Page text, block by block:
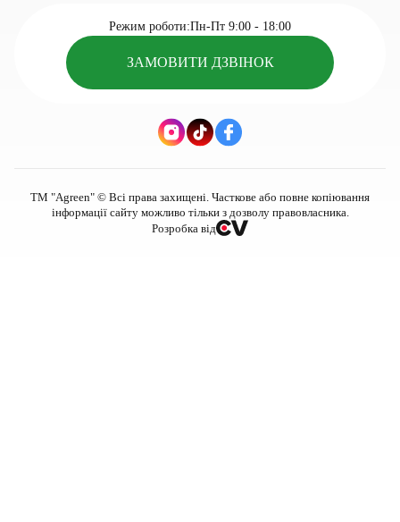
Режим роботи:Пн-Пт 9:00 - 18:00
ЗАМОВИТИ ДЗВІНОК
ТМ "Agreen" © Всі права захищені. Часткове або повне копіювання
інформації сайту можливо тільки з дозволу правовласника.
Розробка від